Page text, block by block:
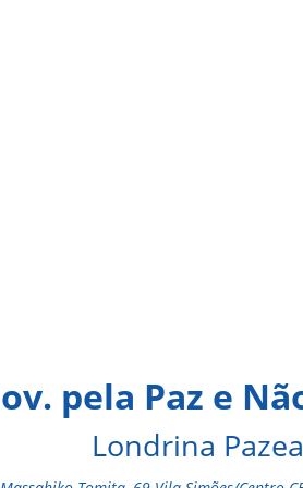
pela Paz e
Londrina